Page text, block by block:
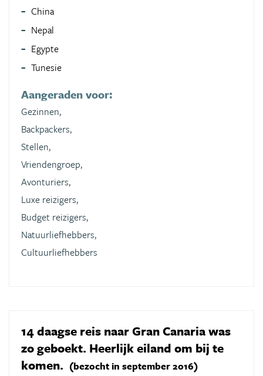
China
Nepal
Egypte
Tunesie
Aangeraden voor:
Gezinnen,
Backpackers,
Stellen,
Vriendengroep,
Avonturiers,
Luxe reizigers,
Budget reizigers,
Natuurliefhebbers,
Cultuurliefhebbers
14 daagse reis naar Gran Canaria was
zo geboekt. Heerlijk eiland om bij te
komen. (bezocht in september 2016)